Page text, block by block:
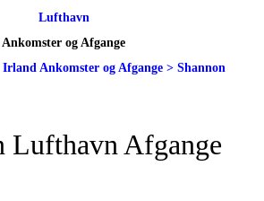
Lufthavn
Ankomster og Afgange
Ankomster og Afgange > Shannon
Lufthavn Afgange